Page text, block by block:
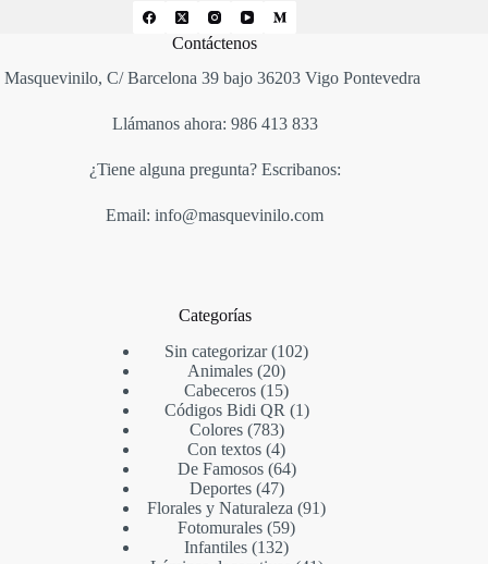
Contáctenos
Masquevinilo, C/ Barcelona 39 bajo 36203 Vigo Pontevedra
Llámanos ahora: 986 413 833
¿Tiene alguna pregunta? Escribanos:
Email: info@masquevinilo.com
Categorías
Sin categorizar 102
Animales 20
Cabeceros 15
Códigos Bidi QR
1
Colores 783
Con textos 4
De Famosos 64
Deportes 47
Florales y Naturaleza 91
Fotomurales 59
Infantiles 132